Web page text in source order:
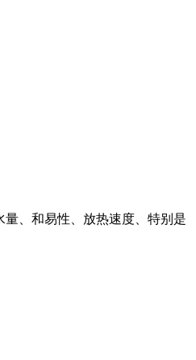
、和易性、放热速度、特别是